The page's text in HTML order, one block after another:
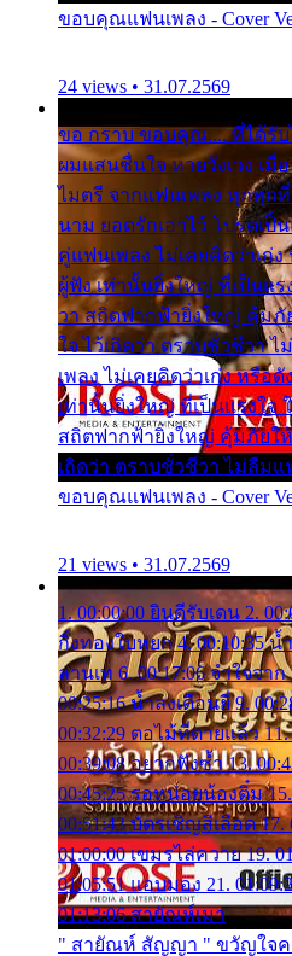
ขอบคุณแฟนเพลง - Cover
24 views • 31.07.2569
ขอ กราบ ขอบคุณ.... ที่ได้รั
ผมแสนชื่นใจ หายวังเวง เมื่
ไมตรี จากแฟนเพลง ทุกทุก
นาม ยอดรักเอาไว้ โปรดเป็
คู่แฟนเพลง ไม่เคยคิดว่าเก่
ผู้ฟัง เท่านั้นยิ่งใหญ่ ที่เป็นแร
วา สถิตฟากฟ้ายิ่งใหญ่ คุ้มภั
ใจ ไว้เถิดว่า ตราบชั่วชีวา
เพลง ไม่เคยคิดว่าเก่ง หรือ
เท่านั้นยิ่งใหญ่ ที่เป็นแรงใจ
สถิตฟากฟ้ายิ่งใหญ่ คุ้มภัยให้
เถิดว่า ตราบชั่วชีวา ไม่ลืมแ
ขอบคุณแฟนเพลง - Cover
21 views • 31.07.2569
1. 00:00:00 ยินดีรับเดน 2.
กิ่งทองใบหยก 4. 00:10:35
ลานเท 6. 00:17:06 จำใจจา
00:25:16 น้ำลงเดือนยี่ 9.
00:32:29 ตอไม้ที่ตายแล้ว
00:39:08 อยากฟังซ้ำ 13.
00:45:25 รอหน่อยน้องติ๋ม
00:51:43 บัตรเชิญสีเลือด
01:00:00 เขมรไล่ควาย 19.
01:05:51 แอบมอง 21.
01:13:06 สายัณห์เมา
" สายัณห์ สัญญา " ขวัญใจคน